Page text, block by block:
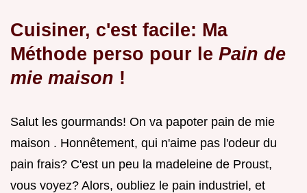
Cuisiner, c'est facile: Ma
Méthode perso pour le Pain de
mie maison !
Salut les gourmands! On va papoter pain de mie
maison . Honnêtement, qui n'aime pas l'odeur du
pain frais? C'est un peu la madeleine de Proust,
vous voyez? Alors, oubliez le pain industriel, et